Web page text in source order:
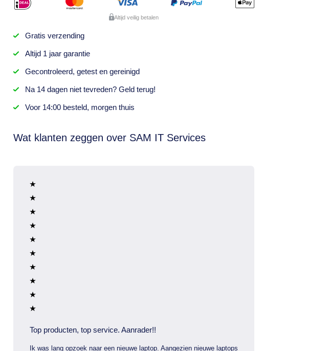
Altijd veilig betalen
Gratis verzending
Altijd 1 jaargarantie
Gecontroleerd, getesten gereinigd
Na 14 dagenniet tevreden? Geld terug!
Voor 14:00 besteld, morgen thuis
Wat klanten zeggen over SAM IT Services
Top producten, top service. Aanrader!!
Ik was lang opzoek naar een nieuwe laptop. Aangezien nieuwe laptops